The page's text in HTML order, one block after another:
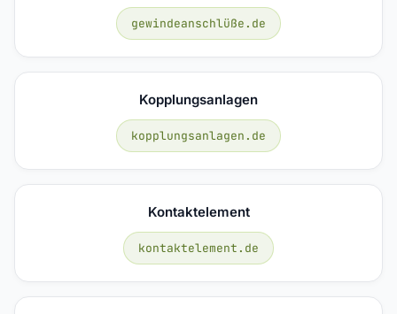
gewindeanschlüße.de
Kopplungsanlagen
kopplungsanlagen.de
Kontaktelement
kontaktelement.de